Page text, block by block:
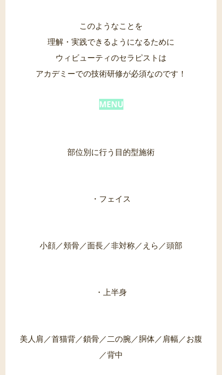
このようなことを
理解・実践できるようになるために
ウィビューティのセラピストは
アカデミーでの技術研修が必須なのです！
MENU
部位別に行う目的型施術
・フェイス
小顔／頬骨／面長／非対称／えら／頭部
・上半身
美人肩／首猫背／鎖骨／二の腕／胴体／肩幅／お腹
／背中